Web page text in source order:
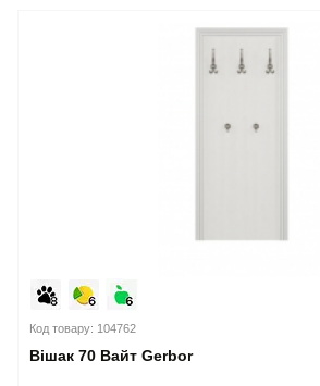
Код товару: 104762
Вішак 70 Вайт Gerbor